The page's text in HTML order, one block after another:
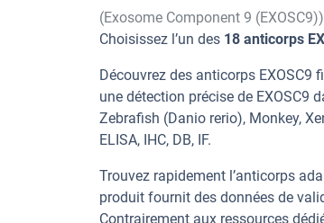
(Exosome Component 9 (EXOSC9))
Choisissez l’un des 18 anticorps
Découvrez des anticorps
une détection précise de EXOSC9
Zebrafish (Danio rerio), Monkey,
ELISA, IHC, DB, IF.
Trouvez rapidement l’anticorps
produit fournit des données de
Contrairement aux ressources